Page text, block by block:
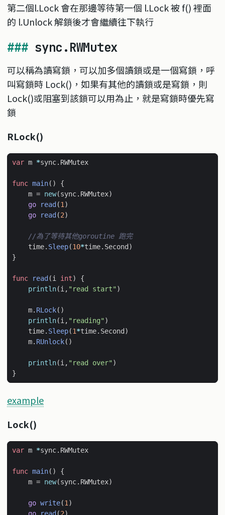
第二個l.Lock 會在那邊等待第一個 l.Lock 被 f() 裡面
的 l.Unlock 解鎖後才會繼續往下執行
sync.RWMutex
可以稱為讀寫鎖，可以加多個讀鎖或是一個寫鎖，呼
叫寫鎖時 Lock()，如果有其他的讀鎖或是寫鎖，則
Lock()或阻塞到該鎖可以用為止，就是寫鎖時優先寫
鎖
RLock()
var m *sync. RWMutex
func main()
{
m = new(sync. RWMutex)
go
read(1 )
go
read(2)
//為了等待其他goroutine 跑完
time. Sleep(10*time. Second)
}
func read(i int)
{
println(i , "read start")
m. RLock()
println(i , "reading")
time. Sleep(1*time. Second)
m. RUnlock()
println(i , "read over")
}
example
Lock()
var m *sync. RWMutex
func main()
{
m = new(sync. RWMutex)
go write(1 )
go
read(2)